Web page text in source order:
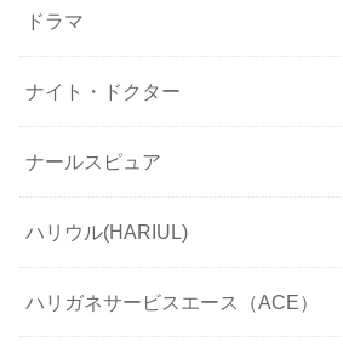
ドラマ
ナイト・ドクター
ナールスピュア
ハリウル(HARIUL)
ハリガネサービスエース（ACE）